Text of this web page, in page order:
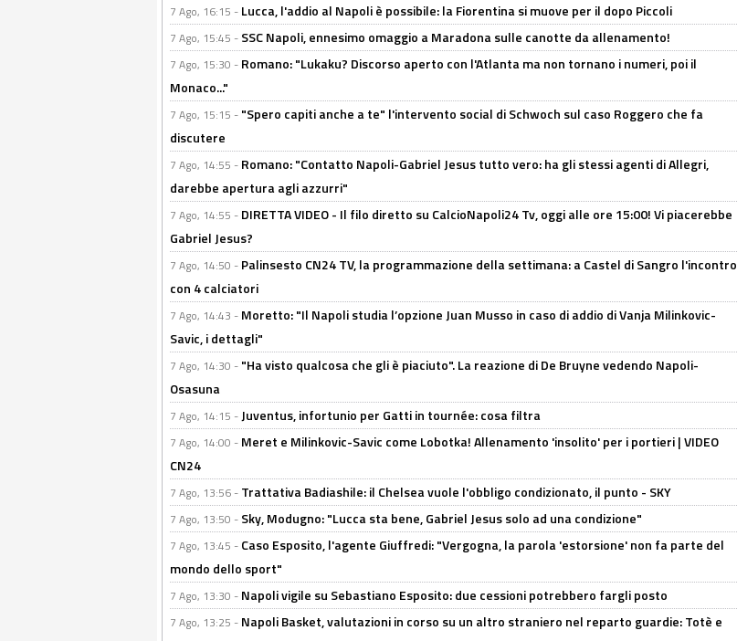
7 Ago, 16:15 - Lucca, l'addio al Napoli è possibile: la Fiorentina si muove per il dopo Piccoli
7 Ago, 15:45 - SSC Napoli, ennesimo omaggio a Maradona sulle canotte da allenamento!
7 Ago, 15:30 - Romano: "Lukaku? Discorso aperto con l'Atlanta ma non tornano i numeri, poi il
Monaco..."
7 Ago, 15:15 - "Spero capiti anche a te" l'intervento social di Schwoch sul caso Roggero che fa
discutere
7 Ago, 14:55 - Romano: "Contatto Napoli-Gabriel Jesus tutto vero: ha gli stessi agenti di Allegri,
darebbe apertura agli azzurri"
7 Ago, 14:55 - DIRETTA VIDEO - Il filo diretto su CalcioNapoli24 Tv, oggi alle ore 15:00! Vi piacerebbe
Gabriel Jesus?
7 Ago, 14:50 - Palinsesto CN24 TV, la programmazione della settimana: a Castel di Sangro l'incontro
con 4 calciatori
7 Ago, 14:43 - Moretto: "Il Napoli studia l’opzione Juan Musso in caso di addio di Vanja Milinkovic-
Savic, i dettagli"
7 Ago, 14:30 - "Ha visto qualcosa che gli è piaciuto". La reazione di De Bruyne vedendo Napoli-
Osasuna
7 Ago, 14:15 - Juventus, infortunio per Gatti in tournée: cosa filtra
7 Ago, 14:00 - Meret e Milinkovic-Savic come Lobotka! Allenamento 'insolito' per i portieri | VIDEO
CN24
7 Ago, 13:56 - Trattativa Badiashile: il Chelsea vuole l'obbligo condizionato, il punto - SKY
7 Ago, 13:50 - Sky, Modugno: "Lucca sta bene, Gabriel Jesus solo ad una condizione"
7 Ago, 13:45 - Caso Esposito, l'agente Giuffredi: "Vergogna, la parola 'estorsione' non fa parte del
mondo dello sport"
7 Ago, 13:30 - Napoli vigile su Sebastiano Esposito: due cessioni potrebbero fargli posto
7 Ago, 13:25 - Napoli Basket, valutazioni in corso su un altro straniero nel reparto guardie: Totè e